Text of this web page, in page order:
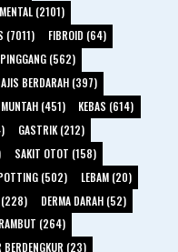
(2101)
(7011)
FIBROID (64)
(562)
BERDARAH (397)
(451)
KEBAS (614)
GASTRIK (212)
SAKIT OTOT (158)
(502)
LEBAM (20)
(228)
DERMA DARAH (52)
(264)
BERDENGKUR (23)